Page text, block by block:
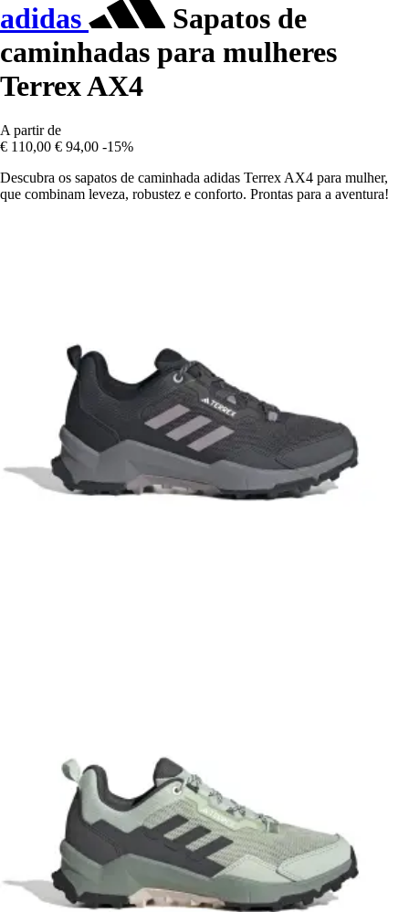
adidas
Sapatos de
caminhadas para mulheres
Terrex AX4
A partir de
€ 110,00 € 94,00 -15%
Descubra os sapatos de caminhada adidas Terrex AX4 para mulher,
que combinam leveza, robustez e conforto. Prontas para a aventura!